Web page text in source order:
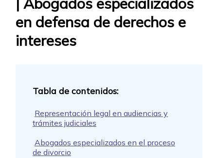
en defensa de derechos e
intereses
Representación legal en audiencias y
trámites judiciales
Abogados especializados en el proceso
de divorcio